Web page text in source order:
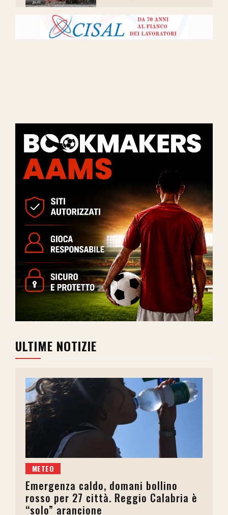
ULTIME NOTIZIE
METEO
Emergenza caldo, domani bollino
rosso per 27 città. Reggio Calabria è
“solo” arancione